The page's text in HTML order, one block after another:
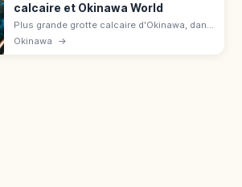
calcaire et Okinawa World
Plus grande grotte calcaire d'Okinawa, dans
le parc Okinawa World à Nanjō : 890 m
Okinawa →